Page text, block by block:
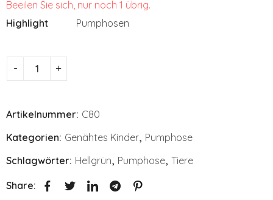
Beeilen Sie sich, nur noch 1 übrig.
Highlight
Pumphosen
Artikelnummer: C80
Kategorien: Genähtes Kinder, Pumphose
Schlagwörter: Hellgrün, Pumphose, Tiere
Share: